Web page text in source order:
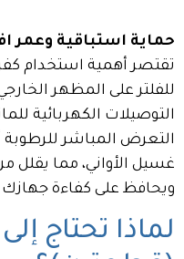
حماية استباقية وعمر
تقتصر أهمية استخدام
للفلتر على المظهر
التوصيلات الكهربائية
التعرض المباشر للرطوبة
غسيل الأواني، مما يقلل
ويحافظ على كفاءة
لماذا تحتاج